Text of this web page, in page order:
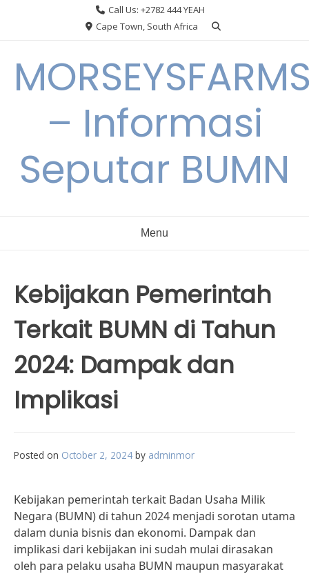
Call Us: +2782 444 YEAH
Cape Town, South Africa
– Informasi
Seputar BUMN
Menu
Kebijakan Pemerintah
Terkait BUMN di Tahun
2024: Dampak dan
Implikasi
Posted on October 2, 2024 by adminmor
Kebijakan pemerintah terkait Badan Usaha Milik
Negara (BUMN) di tahun 2024 menjadi sorotan utama
dalam dunia bisnis dan ekonomi. Dampak dan
implikasi dari kebijakan ini sudah mulai dirasakan
oleh para pelaku usaha BUMN maupun masyarakat